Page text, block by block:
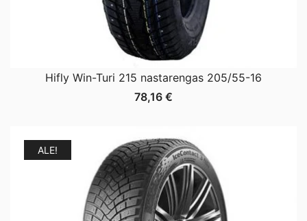
Hifly Win-Turi 215 nastarengas 205/55-16
78,16 €
ALE!